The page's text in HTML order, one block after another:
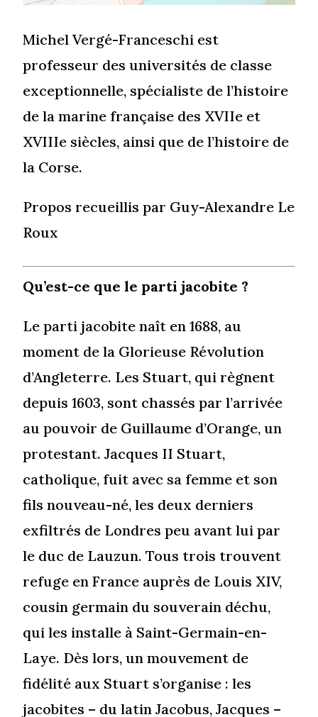
Michel Vergé-Franceschi est
professeur des universités de classe
exceptionnelle, spécialiste de l’histoire
de la marine française des XVIIe et
XVIIIe siècles, ainsi que de l’histoire de
la Corse.
Propos recueillis par Guy-Alexandre Le
Roux
Qu’est-ce que le parti jacobite ?
Le parti jacobite naît en 1688, au
moment de la Glorieuse Révolution
d’Angleterre. Les Stuart, qui règnent
depuis 1603, sont chassés par l’arrivée
au pouvoir de Guillaume d’Orange, un
protestant. Jacques II Stuart,
catholique, fuit avec sa femme et son
fils nouveau-né, les deux derniers
exfiltrés de Londres peu avant lui par
le duc de Lauzun. Tous trois trouvent
refuge en France auprès de Louis XIV,
cousin germain du souverain déchu,
qui les installe à Saint-Germain-en-
Laye. Dès lors, un mouvement de
fidélité aux Stuart s’organise : les
jacobites – du latin Jacobus, Jacques –